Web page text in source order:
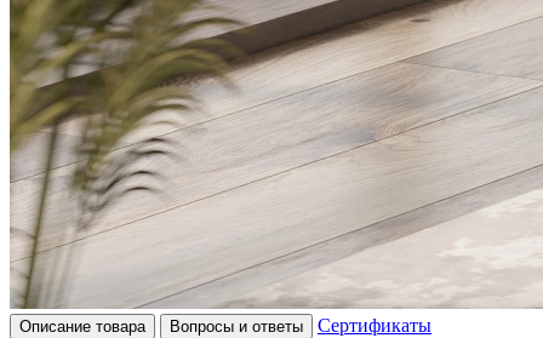
Описание товара Вопросы и ответы
Сертификаты